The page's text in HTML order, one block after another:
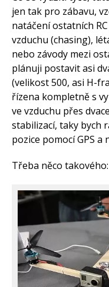
jen tak pro zábavu,
natáčení ostatních
vzduchu (chasing),
nebo závody mezi
plánuji postavit asi
(velikost 500, asi H-
řízena kompletně s
ve vzduchu přes
stabilizací, taky bych
pozice pomocí GPS
Třeba něco takového: